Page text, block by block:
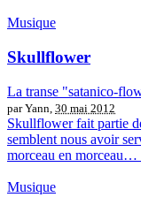
Musique
Skullflower
La transe "satanico-
par Yann, 30 mai 2012
Skullflower fait partie
semblent nous avoir
morceau en morceau…
Musique